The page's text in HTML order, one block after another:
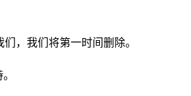
，我们将第一时间删除。